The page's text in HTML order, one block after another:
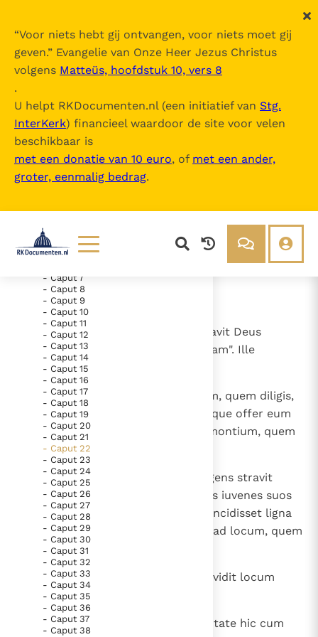
“Voor niets hebt gij ontvangen, voor niets moet gij
geven.” Evangelie van Onze Heer Jezus Christus
volgens Matteüs, hoofdstuk 10, vers 8
.
U helpt RKDocumenten.nl (een initiatief van Stg.
InterKerk) financieel waardoor de site voor velen
beschikbaar is
met een donatie van 10 euro, of met een ander,
groter, eenmalig bedrag.
Lezen
Documenten
Thema’s
Berichten
Denzinger
Over ons
Nieuwste Documenten
5. Het gebed van de Kerk
In Christus wordt onze honger vervuld
Leer de kostbare parel van Gods koninkrijk te
herkennen
Gods Koninkrijk groeit stilletjes door liefde, niet door
dwang
De mystiek. De mystieke verschijnselen en de
heiligheid
Berichten
Het Vaticaan publiceert een nieuwe Latijnse uitgave
van het Romeins martyrologium
Vaticaanse financiële waakhond verliest autonomie
Paus spreekt het Wereldvoedselprogramma toe
Nova Vulgata
Inhoudsopgave
uitklappen
- Vetus Testamentum
- Caput 1
- Caput 3
- Caput 4
- Caput 5
- Caput 7
- Caput 8
- Caput 9
- Caput 10
- Caput 11
- Caput 12
- Caput 13
- Caput 14
- Caput 15
- Caput 16
- Caput 17
- Caput 18
- Caput 19
- Caput 20
- Caput 21
- Caput 22
- Caput 23
- Caput 24
- Caput 25
- Caput 26
- Caput 27
- Caput 28
- Caput 29
- Caput 30
- Caput 31
- Caput 32
- Caput 33
- Caput 34
- Caput 35
- Caput 36
- Caput 37
- Caput 38
- Caput 22
Quae postquam gesta sunt, tentavit Deus
Abraham et dixit ad eum: "Abraham". Ille
respondit: "Adsum".
Ait: "Tolle filium tuum unigenitum, quem diligis,
Isaac et vade in terram Moria; atque offer eum
ibi in holocaustum super unum montium, quem
monstravero tibi".
Igitur Abraham de nocte consurgens stravit
asinum suum ducens secum duos iuvenes suos
et Isaac filium suum. Cumque concidisset ligna
in holocaustum, surrexit et abiit ad locum, quem
praeceperat ei Deus.
Die autem tertio, elevatis oculis, vidit locum
procul
dixitque ad pueros suos: "Exspectate hic cum